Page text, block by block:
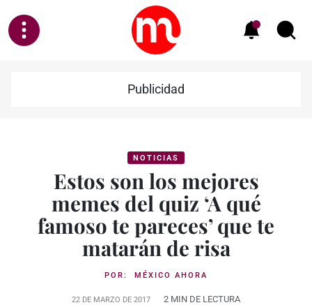
Publicidad
NOTICIAS
Estos son los mejores
memes del quiz ‘A qué
famoso te pareces’ que te
matarán de risa
POR: MÉXICO AHORA
22 DE MARZO DE 2017 2 MIN DE LECTURA